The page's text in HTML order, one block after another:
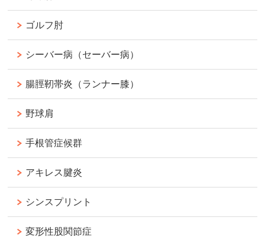
ゴルフ肘
シーバー病（セーバー病）
腸脛靭帯炎（ランナー膝）
野球肩
手根管症候群
アキレス腱炎
シンスプリント
変形性股関節症